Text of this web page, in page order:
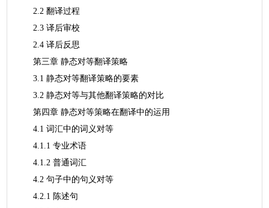
2.2 翻译过程
2.3 译后审校
2.4 译后反思
第三章 静态对等翻译策略
3.1 静态对等翻译策略的要素
3.2 静态对等与其他翻译策略的对比
第四章 静态对等策略在翻译中的运用
4.1 词汇中的词义对等
4.1.1 专业术语
4.1.2 普通词汇
4.2 句子中的句义对等
4.2.1 陈述句